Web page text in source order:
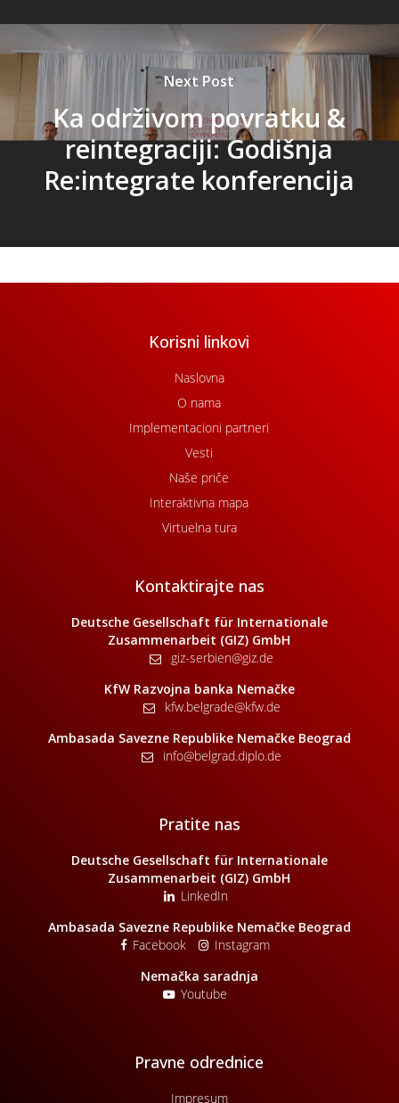
Next Post
Ka održivom povratku &
reintegraciji: Godišnja
Re:integrate konferencija
Korisni linkovi
Naslovna
O nama
Implementacioni partneri
Vesti
Naše priče
Interaktivna mapa
Virtuelna tura
Kontaktirajte nas
Deutsche Gesellschaft für Internationale
Zusammenarbeit (GIZ) GmbH
giz-serbien@giz.de
KfW Razvojna banka Nemačke
kfw.belgrade@kfw.de
Ambasada Savezne Republike Nemačke Beograd
info@belgrad.diplo.de
Pratite nas
Deutsche Gesellschaft für Internationale
Zusammenarbeit (GIZ) GmbH
LinkedIn
Ambasada Savezne Republike Nemačke Beograd
Facebook
Instagram
Nemačka saradnja
Youtube
Pravne odrednice
Impresum